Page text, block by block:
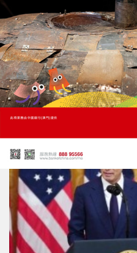
美聯儲按兵不動引爆債市
長債息創19年高道指瀉逾千點
31/07/2026 37972